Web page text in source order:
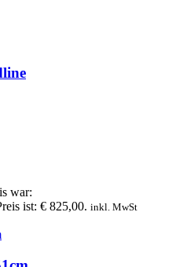
war:
ist: € 825,00. inkl. MwSt